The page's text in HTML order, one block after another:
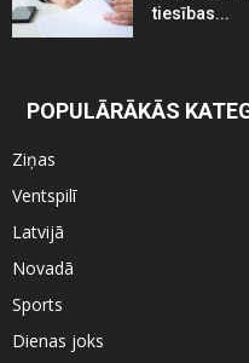
tiesības...
POPULĀRĀKĀS
Ziņas
Ventspilī
Latvijā
Novadā
Sports
Dienas joks